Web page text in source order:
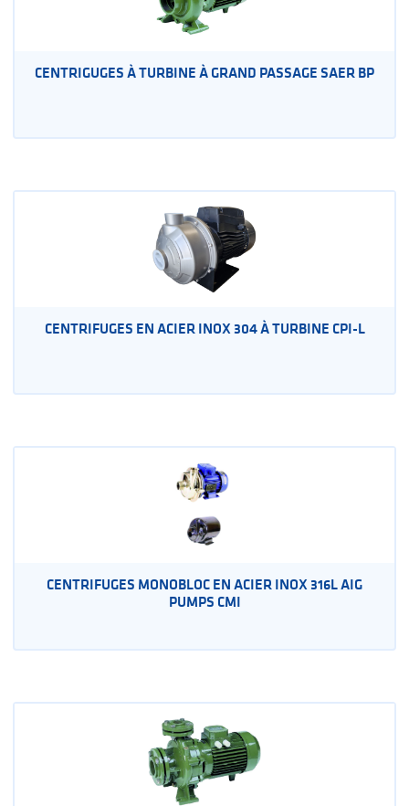
CENTRIGUGES À TURBINE À GRAND PASSAGE SAER BP
CENTRIFUGES EN ACIER INOX 304 À TURBINE CPI-L
CENTRIFUGES MONOBLOC EN ACIER INOX 316L AIG
PUMPS CMI